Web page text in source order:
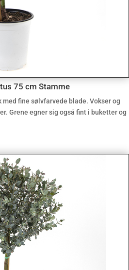
75 cm Stamme
fine sølvfarvede blade. Vokser og
Grene egner sig også fint i buketter og